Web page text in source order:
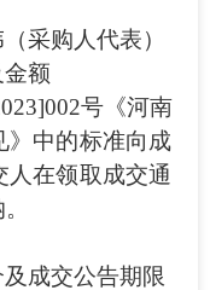
采购人代表）
额
号《河南
》中的标准向成
在领取成交通
成交公告期限